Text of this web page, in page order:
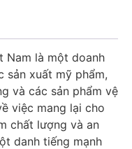
Nam là một doanh
sản xuất mỹ phẩm,
và các sản phẩm vệ
việc mang lại cho
chất lượng và an
danh tiếng mạnh